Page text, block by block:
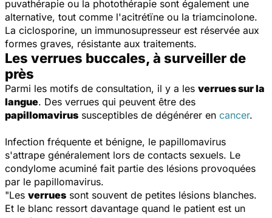
puvathérapie ou la photothérapie sont également une
alternative, tout comme l'acitrétïne ou la triamcinolone.
La ciclosporine, un immunosupresseur est réservée aux
formes graves, résistante aux traitements.
Les verrues buccales, à surveiller de
près
Parmi les motifs de consultation, il y a les verrues sur la
langue. Des verrues qui peuvent être des
papillomavirus susceptibles de dégénérer en cancer.
Infection fréquente et bénigne, le papillomavirus
s'attrape généralement lors de contacts sexuels. Le
condylome acuminé fait partie des lésions provoquées
par le papillomavirus.
"Les verrues sont souvent de petites lésions blanches.
Et le blanc ressort davantage quand le patient est un